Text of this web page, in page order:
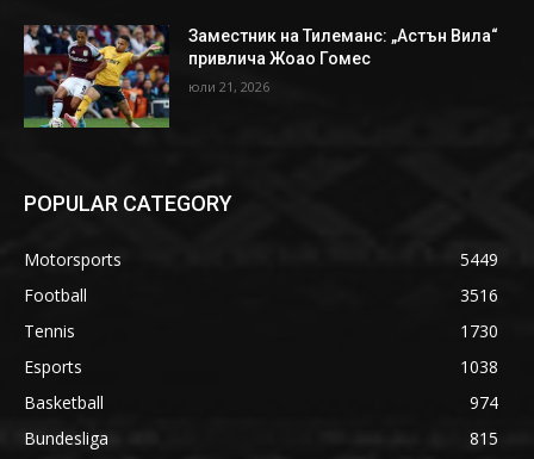
Заместник на Тилеманс: „Астън Вила“
привлича Жоао Гомес
юли 21, 2026
POPULAR CATEGORY
Motorsports
5449
Football
3516
Tennis
1730
Esports
1038
Basketball
974
Bundesliga
815